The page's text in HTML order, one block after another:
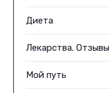
Диета
Лекарства. Отзывы
Мой путь